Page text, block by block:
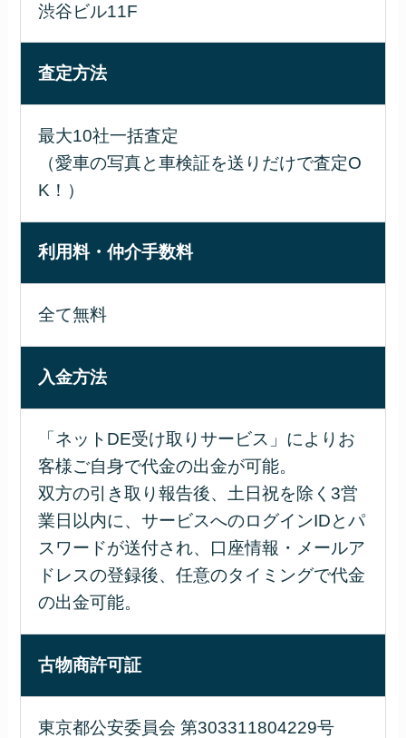
渋谷ビル11F
査定方法
最大10社一括査定
（愛車の写真と車検証を送りだけで査定O
K！）
利用料・仲介手数料
全て無料
入金方法
「ネットDE受け取りサービス」によりお
客様ご自身で代金の出金が可能。
双方の引き取り報告後、土日祝を除く3営
業日以内に、サービスへのログインIDとパ
スワードが送付され、口座情報・メールア
ドレスの登録後、任意のタイミングで代金
の出金可能。
古物商許可証
東京都公安委員会 第303311804229号